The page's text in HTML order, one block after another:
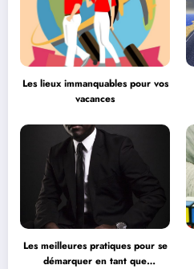
Les lieux immanquables pour vos
vacances
Les meilleures pratiques pour se
démarquer en tant que